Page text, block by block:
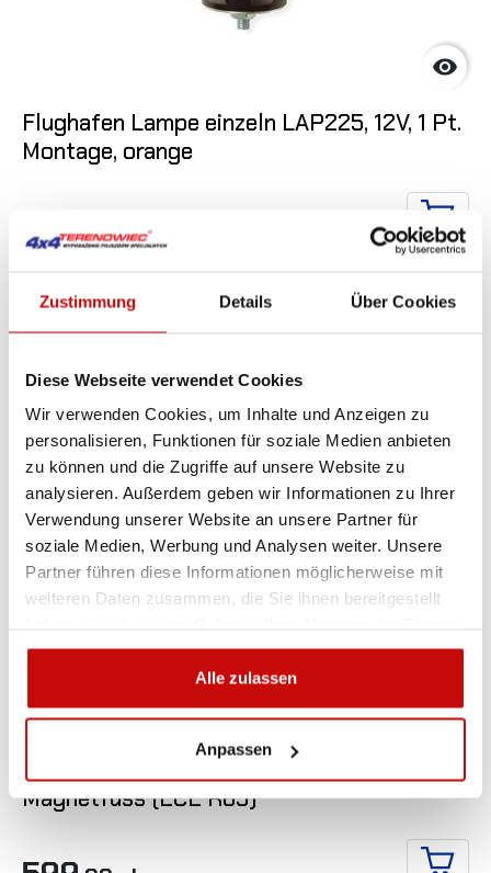
Zustimmung Details Über Cookies
Diese Webseite verwendet Cookies
Wir verwenden Cookies, um Inhalte und Anzeigen zu
personalisieren, Funktionen für soziale Medien anbieten
zu können und die Zugriffe auf unsere Website zu
analysieren. Außerdem geben wir Informationen zu Ihrer
Verwendung unserer Website an unsere Partner für
soziale Medien, Werbung und Analysen weiter. Unsere
Partner führen diese Informationen möglicherweise mit
weiteren Daten zusammen, die Sie ihnen bereitgestellt
gesammelt haben.
Alle zulassen
Anpassen

Flughafen Lampe einzeln LAP225, 12V, 1 Pt.
Montage, orange
217,02 zł IN

LED Warnleuchte LAP LFB-020, 12/24V
Magnetfuss (ECE R65)